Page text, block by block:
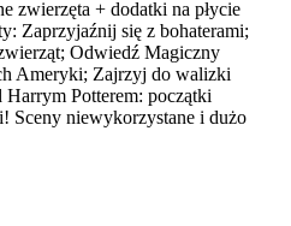
zwierzęta + dodatki na płycie
Zaprzyjaźnij się z bohaterami;
Odwiedź Magiczny
Ameryki; Zajrzyj do walizki
Potterem: początki
Sceny niewykorzystane i dużo